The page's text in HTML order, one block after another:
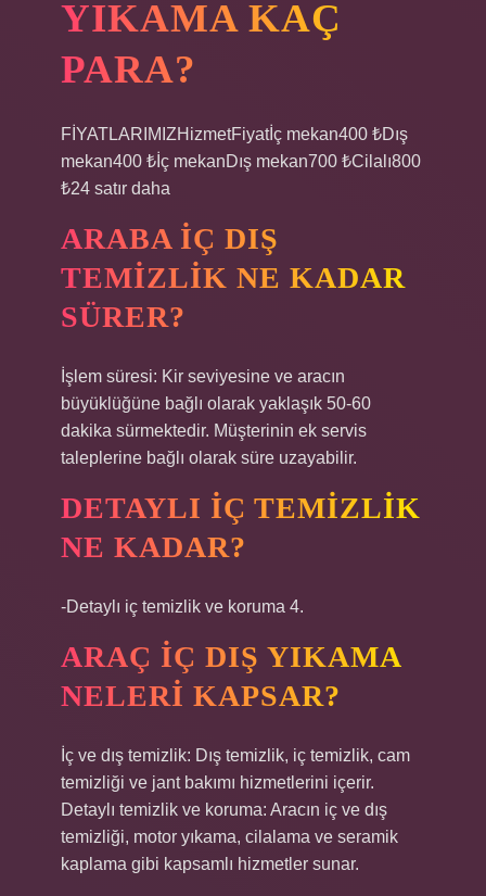
YIKAMA KAÇ
PARA?
FİYATLARIMIZHizmetFiyatİç mekan400 ₺Dış
mekan400 ₺İç mekanDış mekan700 ₺Cilalı800
₺24 satır daha
ARABA IÇ DIŞ
TEMIZLIK NE KADAR
SÜRER?
İşlem süresi: Kir seviyesine ve aracın
büyüklüğüne bağlı olarak yaklaşık 50-60
dakika sürmektedir. Müşterinin ek servis
taleplerine bağlı olarak süre uzayabilir.
DETAYLI IÇ TEMIZLIK
NE KADAR?
-Detaylı iç temizlik ve koruma 4.
ARAÇ IÇ DIŞ YIKAMA
NELERI KAPSAR?
İç ve dış temizlik: Dış temizlik, iç temizlik, cam
temizliği ve jant bakımı hizmetlerini içerir.
Detaylı temizlik ve koruma: Aracın iç ve dış
temizliği, motor yıkama, cilalama ve seramik
kaplama gibi kapsamlı hizmetler sunar.